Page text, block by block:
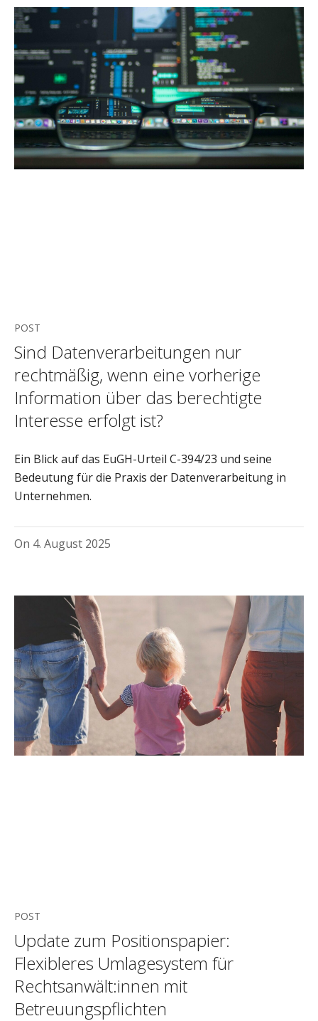
POST
Sind Datenverarbeitungen nur
rechtmäßig, wenn eine vorherige
Information über das berechtigte
Interesse erfolgt ist?
Ein Blick auf das EuGH-Urteil C-394/23 und seine
Bedeutung für die Praxis der Datenverarbeitung in
Unternehmen.
On 4. August 2025
POST
Update zum Positionspapier:
Flexibleres Umlagesystem für
Rechtsanwält:innen mit
Betreuungspflichten